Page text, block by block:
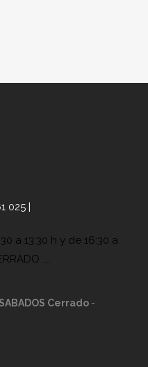
025 |
a 13:30 h y de 16:30 a
....
Cerrado -